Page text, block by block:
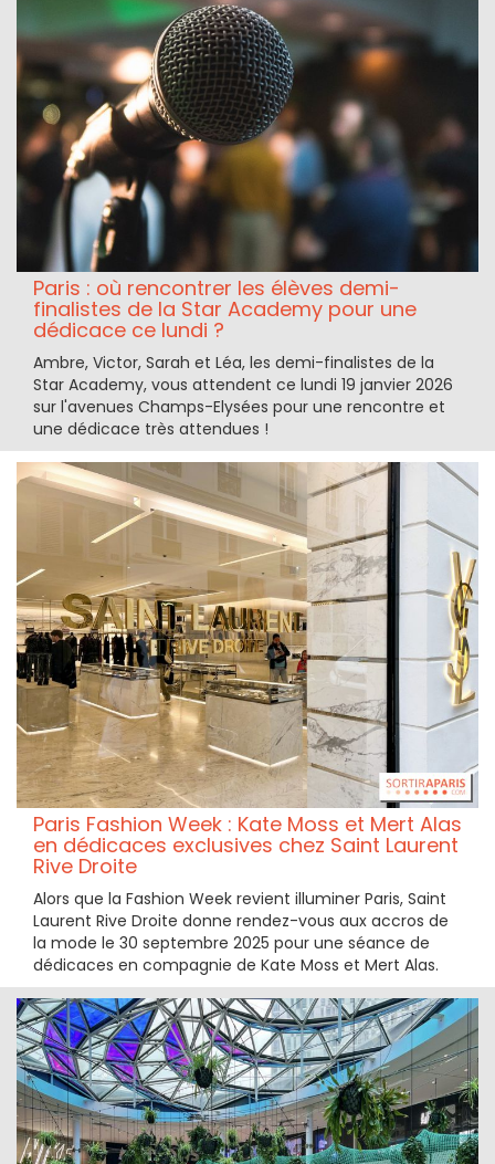
Paris : où rencontrer les élèves demi-
finalistes de la Star Academy pour une
dédicace ce lundi ?
Ambre, Victor, Sarah et Léa, les demi-finalistes de la
Star Academy, vous attendent ce lundi 19 janvier 2026
sur l'avenues Champs-Elysées pour une rencontre et
une dédicace très attendues !
Paris Fashion Week : Kate Moss et Mert Alas
en dédicaces exclusives chez Saint Laurent
Rive Droite
Alors que la Fashion Week revient illuminer Paris, Saint
Laurent Rive Droite donne rendez-vous aux accros de
la mode le 30 septembre 2025 pour une séance de
dédicaces en compagnie de Kate Moss et Mert Alas.